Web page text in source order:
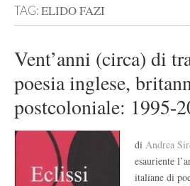
TAG:ELIDO FAZI
Vent’anni (circa) di
poesia inglese,
postcoloniale: 1995-
di Andrea
esauriente
italiane di